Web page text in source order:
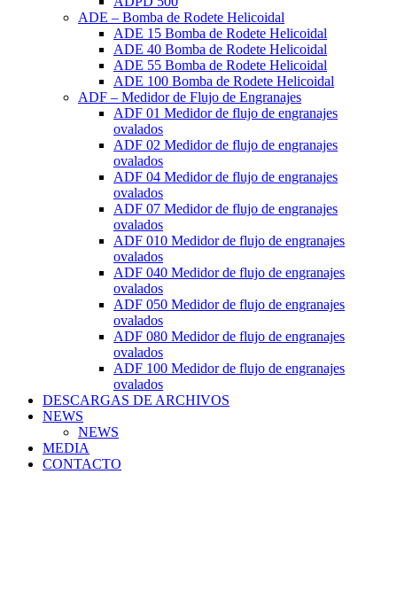
ADE – Bomba de Rodete Helicoidal
ADE 15 Bomba de Rodete Helicoidal
ADE 40 Bomba de Rodete Helicoidal
ADE 55 Bomba de Rodete Helicoidal
ADE 100 Bomba de Rodete Helicoidal
ADF – Medidor de Flujo de Engranajes
ADF 01 Medidor de flujo de engranajes
ovalados
ADF 02 Medidor de flujo de engranajes
ovalados
ADF 04 Medidor de flujo de engranajes
ovalados
ADF 07 Medidor de flujo de engranajes
ovalados
ADF 010 Medidor de flujo de engranajes
ovalados
ADF 040 Medidor de flujo de engranajes
ovalados
ADF 050 Medidor de flujo de engranajes
ovalados
ADF 080 Medidor de flujo de engranajes
ovalados
ADF 100 Medidor de flujo de engranajes
ovalados
DESCARGAS DE ARCHIVOS
NEWS
NEWS
MEDIA
CONTACTO